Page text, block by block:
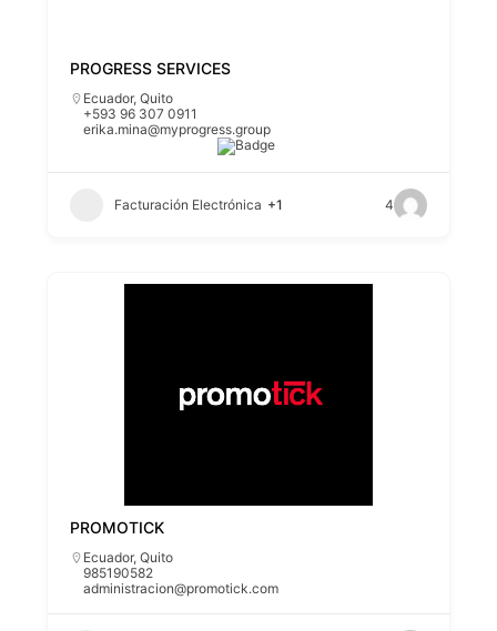
PROGRESS SERVICES
Ecuador,Quito
+593 96 307 0911
erika.mina@myprogress.group
Facturación Electrónica +1 4
PROMOTICK
Ecuador,Quito
985190582
administracion@promotick.com